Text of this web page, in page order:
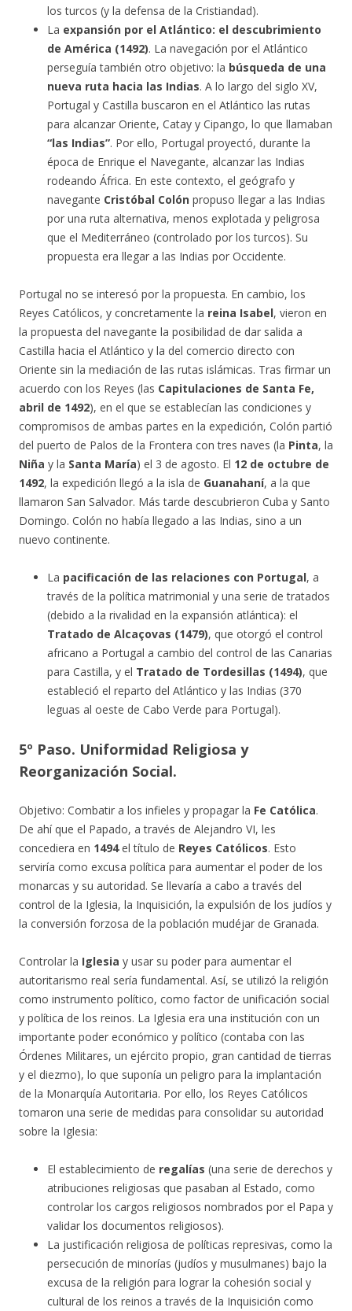
los turcos (y la defensa de la Cristiandad).
La expansión por el Atlántico: el descubrimiento
de América (1492). La navegación por el Atlántico
perseguía también otro objetivo: la búsqueda de una
nueva ruta hacia las Indias. A lo largo del siglo XV,
Portugal y Castilla buscaron en el Atlántico las rutas
para alcanzar Oriente, Catay y Cipango, lo que llamaban
“las Indias”. Por ello, Portugal proyectó, durante la
época de Enrique el Navegante, alcanzar las Indias
rodeando África. En este contexto, el geógrafo y
navegante Cristóbal Colón propuso llegar a las Indias
por una ruta alternativa, menos explotada y peligrosa
que el Mediterráneo (controlado por los turcos). Su
propuesta era llegar a las Indias por Occidente.
Portugal no se interesó por la propuesta. En cambio, los
Reyes Católicos, y concretamente la reina Isabel, vieron en
la propuesta del navegante la posibilidad de dar salida a
Castilla hacia el Atlántico y la del comercio directo con
Oriente sin la mediación de las rutas islámicas. Tras firmar un
acuerdo con los Reyes (las Capitulaciones de Santa Fe,
abril de 1492), en el que se establecían las condiciones y
compromisos de ambas partes en la expedición, Colón partió
del puerto de Palos de la Frontera con tres naves (la Pinta, la
Niña y la Santa María) el 3 de agosto. El 12 de octubre de
1492, la expedición llegó a la isla de Guanahaní, a la que
llamaron San Salvador. Más tarde descubrieron Cuba y Santo
Domingo. Colón no había llegado a las Indias, sino a un
nuevo continente.
La pacificación de las relaciones con Portugal, a
través de la política matrimonial y una serie de tratados
(debido a la rivalidad en la expansión atlántica): el
Tratado de Alcaçovas (1479), que otorgó el control
africano a Portugal a cambio del control de las Canarias
para Castilla, y el Tratado de Tordesillas (1494), que
estableció el reparto del Atlántico y las Indias (370
leguas al oeste de Cabo Verde para Portugal).
5º Paso. Uniformidad Religiosa y
Reorganización Social.
Objetivo: Combatir a los infieles y propagar la Fe Católica.
De ahí que el Papado, a través de Alejandro VI, les
concediera en 1494el título de Reyes Católicos. Esto
serviría como excusa política para aumentar el poder de los
monarcas y su autoridad. Se llevaría a cabo a través del
control de la Iglesia, la Inquisición, la expulsión de los judíos y
la conversión forzosa de la población mudéjar de Granada.
Controlar la Iglesia y usar su poder para aumentar el
autoritarismo real sería fundamental. Así, se utilizó la religión
como instrumento político, como factor de unificación social
y política de los reinos. La Iglesia era una institución con un
importante poder económico y político (contaba con las
Órdenes Militares, un ejército propio, gran cantidad de tierras
y el diezmo), lo que suponía un peligro para la implantación
de la Monarquía Autoritaria. Por ello, los Reyes Católicos
tomaron una serie de medidas para consolidar su autoridad
sobre la Iglesia:
El establecimiento de regalías (una serie de derechos y
atribuciones religiosas que pasaban al Estado, como
controlar los cargos religiosos nombrados por el Papa y
validar los documentos religiosos).
La justificación religiosa de políticas represivas, como la
persecución de minorías (judíos y musulmanes) bajo la
excusa de la religión para lograr la cohesión social y
cultural de los reinos a través de la Inquisición como